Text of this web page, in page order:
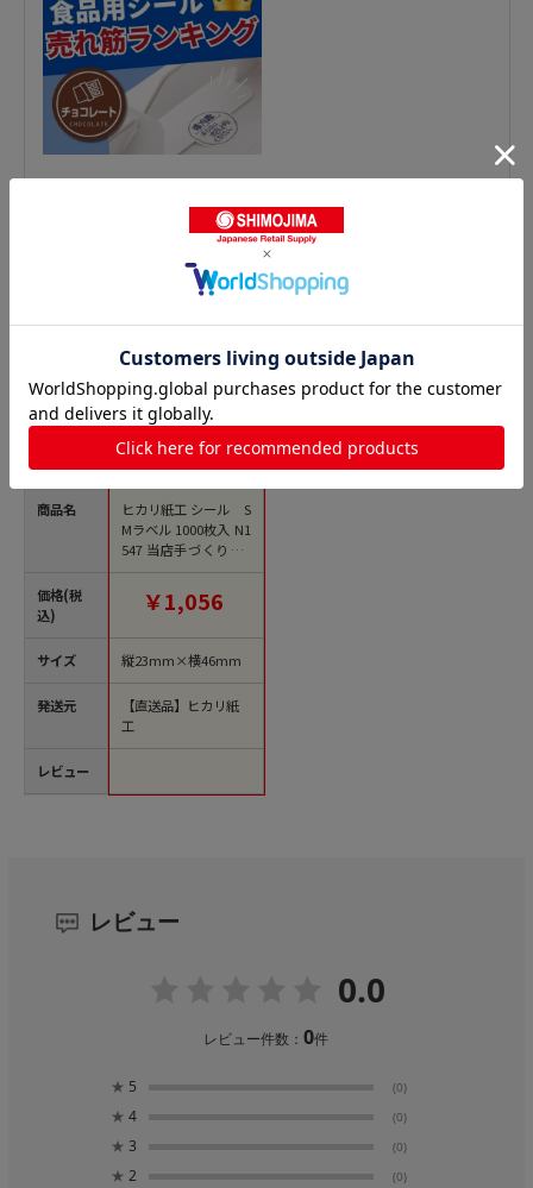
惣菜シールの人気商品との比較
商品名
価格(税
込)
サイズ
発送元
レビュー
ヒカリ紙工 シール S
Mラベル 1000枚入 N1
547 当店手づくり 1
袋（ご注文単位1袋）
￥1,056
縦23mm×横46mm
【直送品】ヒカリ紙
工
レビュー
0.0
レビュー件数：0件
★ 5 (0)
★ 4 (0)
★ 3 (0)
★ 2 (0)